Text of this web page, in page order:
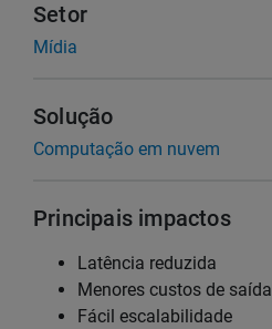
Setor
Mídia
Solução
Computação em nuvem
Principais impactos
Latência reduzida
Menores custos de saída
Fácil escalabilidade